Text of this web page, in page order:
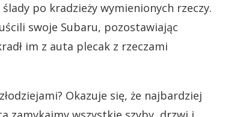
po kradzieży wymienionych rzeczy.
swoje Subaru, pozostawiając
im z auta plecak z rzeczami
Okazuje się, że najbardziej